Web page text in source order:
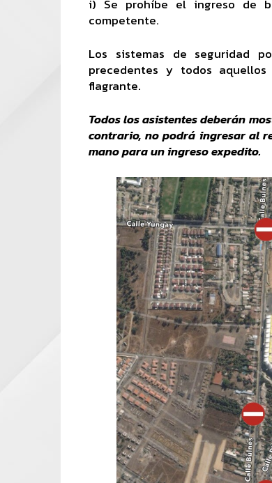
i) Se prohíbe el ingreso de
competente.
Los sistemas de seguridad
precedentes y todos
flagrante.
Todos los asistentes deberán
contrario, no podrá ingresar al
mano para un ingreso expedito.